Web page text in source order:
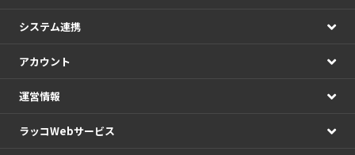
システム連携
アカウント
運営情報
ラッコWebサービス